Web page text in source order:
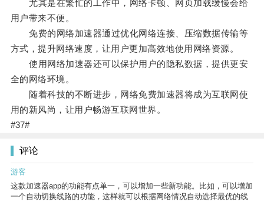
尤其是在繁忙的工作中，网络卡顿、网页加载缓慢会给
用户带来不便。
免费的网络加速器通过优化网络连接、压缩数据传输等
方式，提升网络速度，让用户更加高效地使用网络资源。
使用网络加速器还可以保护用户的隐私数据，提供更安
全的网络环境。
随着科技的不断进步，网络免费加速器将成为互联网使
用的新风尚，让用户畅游互联网世界。
#37#
评论
游客
这款加速器app的功能有点单一，可以增加一些新功能。比如，可以增加
一个自动切换线路的功能，这样就可以根据网络情况自动选择最优的线